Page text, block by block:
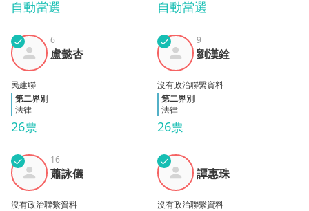
自動當選 自動當選
盧懿
杏
✓
26票
6
盧懿杏
民建聯
第二界別
法律
劉漢
銓
✓
26票
9
劉漢銓
沒有政治聯繫資料
第二界別
法律
蕭詠
儀
✓ 16
蕭詠儀
沒有政治聯繫資料
譚惠
珠
✓
譚惠珠
沒有政治聯繫資料